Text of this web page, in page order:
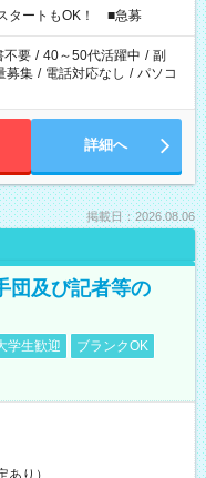
タートもOK！ ■急募
不要 / 40～50代活躍中 / 副
募集 / 電話対応なし / パソコ
詳細へ
掲載日：2026.08.06
団及び記者等の
学生歓迎
ブランクOK
り）